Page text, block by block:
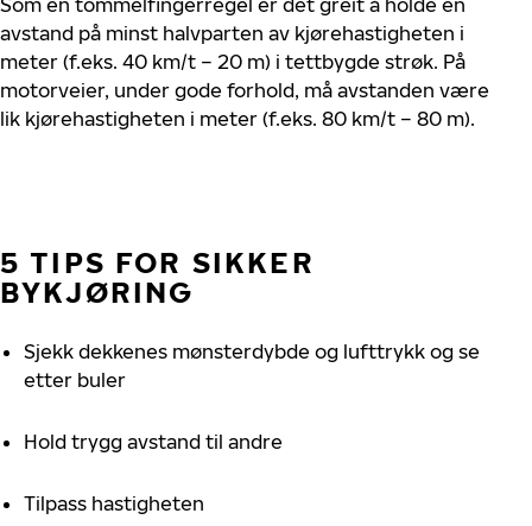
Som en tommelfingerregel er det greit å holde en
avstand på minst halvparten av kjørehastigheten i
meter (f.eks. 40 km/t – 20 m) i tettbygde strøk. På
motorveier, under gode forhold, må avstanden være
lik kjørehastigheten i meter (f.eks. 80 km/t – 80 m).
5 TIPS FOR SIKKER
BYKJØRING
Sjekk dekkenes mønsterdybde og lufttrykk og se
etter buler
Hold trygg avstand til andre
Tilpass hastigheten